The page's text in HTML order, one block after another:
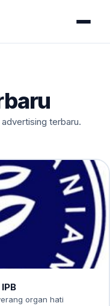
terbaru.
organ hati